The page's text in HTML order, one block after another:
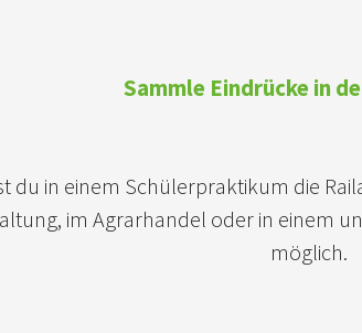
Sammle Eindrücke in
du in einem Schülerpraktikum die
im Agrarhandel oder in einem
möglich.